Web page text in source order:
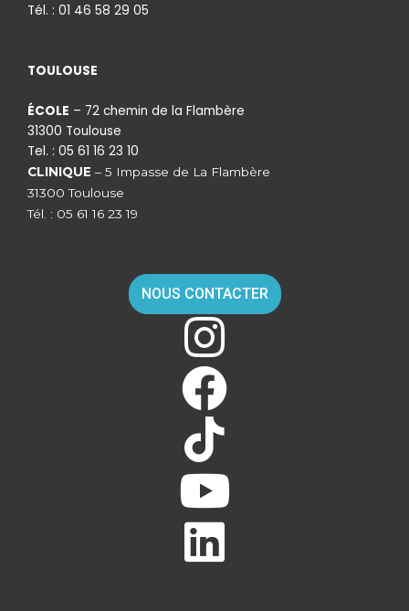
Tél. : 01 46 58 29 05
TOULOUSE
ÉCOLE – 72 chemin de la Flambère
31300 Toulouse
Tel. : 05 61 16 23 10
CLINIQUE – 5 Impasse de La Flambère
31300 Toulouse
Tél. : 05 61 16 23 19
NOUS CONTACTER